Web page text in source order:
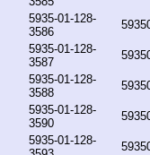
5935-01-128-
3586
5935-01-128-
3587
5935-01-128-
3588
5935-01-128-
3590
5935-01-128-